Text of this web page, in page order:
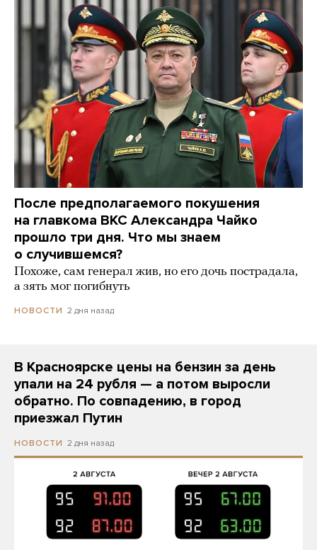
После предполагаемого покушения
на главкома ВКС Александра Чайко
прошло три дня. Что мы знаем
о случившемся?
Похоже, сам генерал жив, но его дочь пострадала,
а зять мог погибнуть
НОВОСТИ 2 дня назад
В Красноярске цены на бензин за день
упали на 24 рубля — а потом выросли
обратно. По совпадению, в город
приезжал Путин
НОВОСТИ 2 дня назад